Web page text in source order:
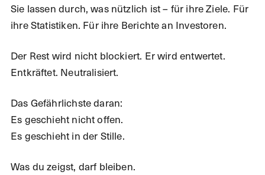
Sie lassen durch, was nützlich ist – für ihre Ziele. Für
ihre Statistiken. Für ihre Berichte an Investoren.
Der Rest wird nicht blockiert. Er wird entwertet.
Entkräftet. Neutralisiert.
Das Gefährlichste daran:
Es geschieht nicht offen.
Es geschieht in der Stille.
Was du zeigst, darf bleiben.